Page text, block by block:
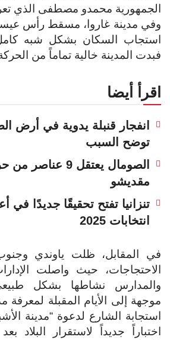
الجمهورية محمدو مصطفى الذي
وفي مدينة غاروا، مسقط رأس
استجاب السكان بشكل شبه
فبدت المدينة خالية تماماً من
اقرأ أيضا
انفجار قنبلة يدوية في أرض
توضح السبب
الصومال يعتقل 9
مقديشو
تنزانيا تفتح تحقيقًا جديدًا في
انتخابات 2025
في المقابل، ظلت ياوندي
الاحتجاجات، حيث واصلت
والمدارس نشاطها بشكل
موجهة إلى الأيام المقبلة
استجابة الشارع لدعوة “مدينة
اختباراً جديداً لاستقرار البلاد